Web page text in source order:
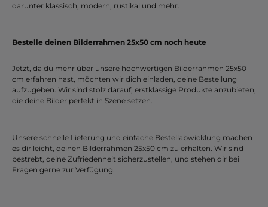
darunter klassisch, modern, rustikal und mehr.
Bestelle deinen Bilderrahmen 25x50 cm noch heute
Jetzt, da du mehr über unsere hochwertigen Bilderrahmen 25x50
cm erfahren hast, möchten wir dich einladen, deine Bestellung
aufzugeben. Wir sind stolz darauf, erstklassige Produkte anzubieten,
die deine Bilder perfekt in Szene setzen.
Unsere schnelle Lieferung und einfache Bestellabwicklung machen
es dir leicht, deinen Bilderrahmen 25x50 cm zu erhalten. Wir sind
bestrebt, deine Zufriedenheit sicherzustellen, und stehen dir bei
Fragen gerne zur Verfügung.